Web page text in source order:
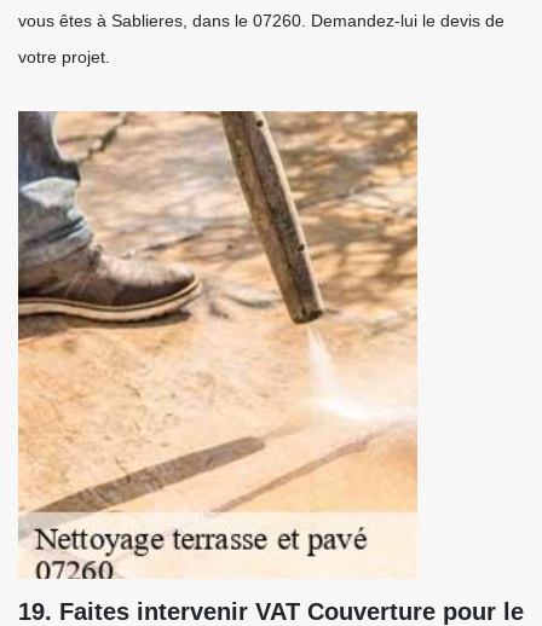
vous êtes à Sablieres, dans le 07260. Demandez-lui le devis de
votre projet.
19. Faites intervenir VAT Couverture pour le